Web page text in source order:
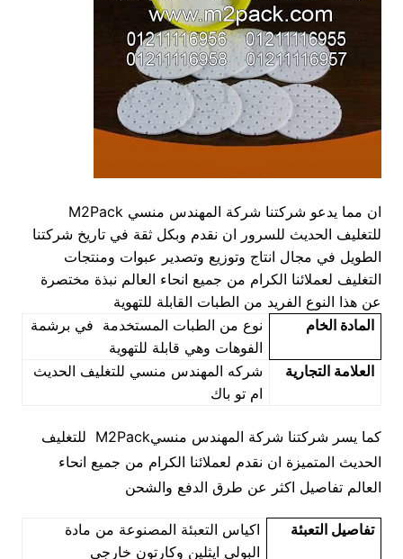
ان مما يدعو شركتنا شركة المهندس منسي M2Pack
للتغليف الحديث للسرور ان نقدم وبكل ثقة في تاريخ شركتنا
الطويل في مجال انتاج وتوزيع وتصدير عبوات ومنتجات
التغليف لعملائنا الكرام من جميع انحاء العالم نبذة مختصرة
عن هذا النوع الفريد من الطبات القابلة للتهوية
المادة الخام
نوع من الطبات المستخدمة في برشمة
الفوهات وهي قابلة للتهوية
العلامة التجارية
شركه المهندس منسي للتغليف الحديث
ام تو باك
كما يسر شركتنا شركة المهندس منسيM2Pack للتغليف
الحديث المتميزة ان نقدم لعملائنا الكرام من جميع انحاء
العالم تفاصيل اكثر عن طرق الدفع والشحن
تفاصيل التعبئة
اكياس التعبئة المصنوعة من مادة
البولي ايثلين وكارتون خارجي